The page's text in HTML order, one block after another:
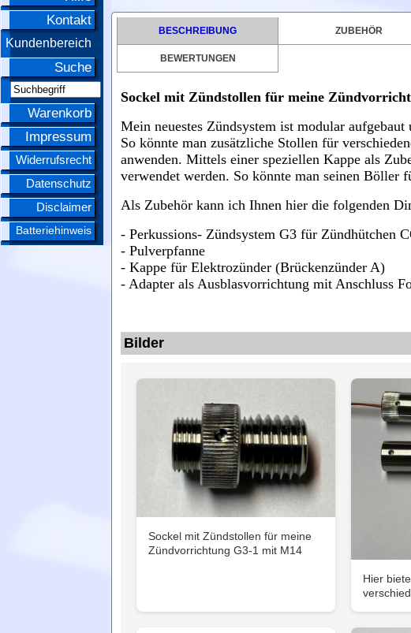
Kontakt
Kundenbereich
Suche
Warenkorb
Impressum
Widerrufsrecht
Datenschutz
Disclaimer
Batteriehinweis
BESCHREIBUNG ZUBEHÖR
BEWERTUNGEN
Sockel mit Zündstollen für meine
Mein neuestes Zündsystem ist modular
So könnte man zusätzliche Stollen für
anwenden. Mittels einer speziellen Kappe als
verwendet werden. So könnte man seinen Böller
Als Zubehör kann ich Ihnen hier die folgenden
- Perkussions- Zündsystem G3 für Zündhütchen
- Pulverpfanne
- Kappe für Elektrozünder (Brückenzünder A)
- Adapter als Ausblasvorrichtung mit Anschluss
Bilder
Sockel mit Zündstollen für meine
Zündvorrichtung G3-1 mit M14
Hier